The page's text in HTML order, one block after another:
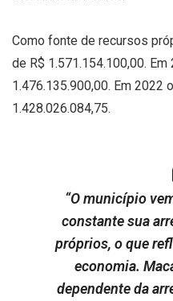
Como fonte de recursos
de R$ 1.571.154.100,00.
1.476.135.900,00. Em 2022
1.428.026.084,75.
“O município
constante sua
próprios, o que
economia.
dependente da